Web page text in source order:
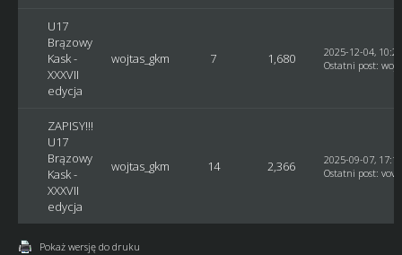
U17
Brązowy
Kask -
XXXVII
edycja
wojtas_gkm 7 1,680
2025-12-04,
Ostatni post:
ZAPISY!!!
U17
Brązowy
Kask -
XXXVII
edycja
wojtas_gkm 14 2,366
2025-09-07,
Ostatni post:
Pokaż wersję do druku